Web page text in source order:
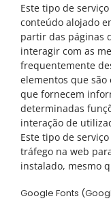
Este tipo de
conteúdo alojado
partir das páginas
interagir com as
frequentemente
elementos que são
que fornecem
determinadas
interação de
Este tipo de
tráfego na web
instalado, mesmo
Google Fonts